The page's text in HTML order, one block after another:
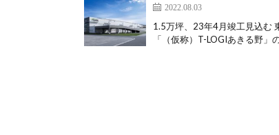
2022.08.03
1.5万坪、23年4月竣工見込む
「（仮称）T-LOGIあきる野」